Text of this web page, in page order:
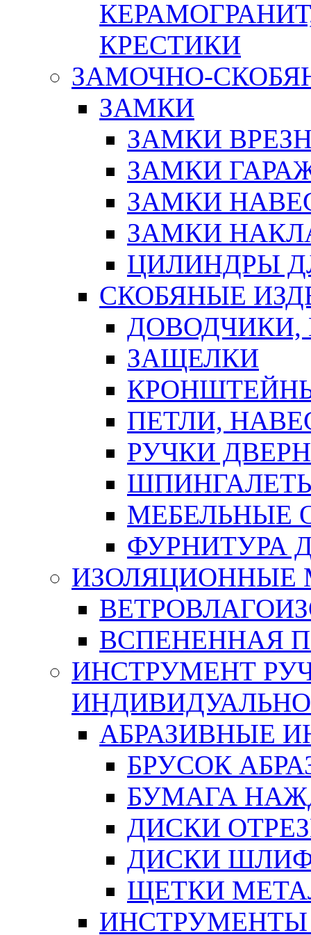
КРЕСТИКИ
ЗАМОЧНО-
ЗАМКИ
ЗАМКИ
ЗАМКИ
ЗАМКИ
ЗАМКИ
ЦИЛИНДРЫ
СКОБЯНЫЕ
ЗАЩЕЛКИ
ПЕТЛИ,
РУЧКИ
МЕБЕЛЬНЫЕ
ФУРНИТУРА
ИЗОЛЯЦИОННЫЕ
ВСПЕНЕННАЯ
ИНСТРУМЕНТ
АБРАЗИВНЫЕ
БРУСОК
БУМАГА
ДИСКИ
ДИСКИ
ЩЕТКИ
ИНСТРУМЕНТЫ